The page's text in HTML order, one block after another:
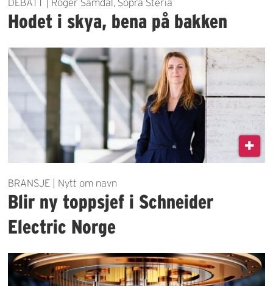
DEBATT | Roger Samdal, Sopra Steria
Hodet i skya, bena på bakken
BRANSJE | Nytt om navn
Blir ny toppsjef i Schneider
Electric Norge